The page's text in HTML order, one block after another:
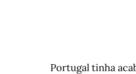
Portugal tinha